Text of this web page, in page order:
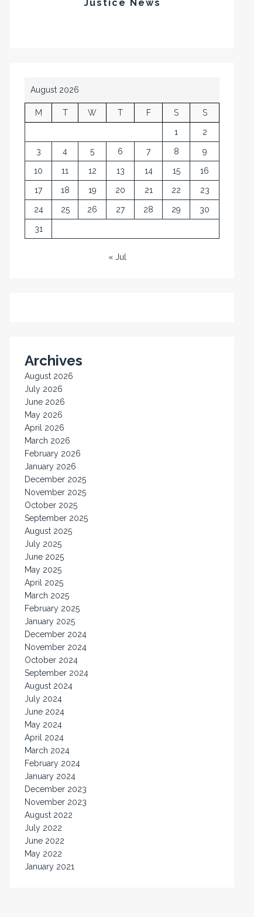
Justice News
August 2026
M T W T F S S
1 2
3 4 5 6 7 8 9
10 11 12 13 14 15 16
17 18 19 20 21 22 23
24 25 26 27 28 29 30
31
« Jul
Archives
August 2026
July 2026
June 2026
May 2026
April 2026
March 2026
February 2026
January 2026
December 2025
November 2025
October 2025
September 2025
August 2025
July 2025
June 2025
May 2025
April 2025
March 2025
February 2025
January 2025
December 2024
November 2024
October 2024
September 2024
August 2024
July 2024
June 2024
May 2024
April 2024
March 2024
February 2024
January 2024
December 2023
November 2023
August 2022
July 2022
June 2022
May 2022
January 2021